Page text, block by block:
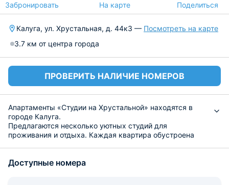
Забронировать На карте Поделиться
Калуга, ул. Хрустальная, д. 44к3 — Посмотреть на карте
3.7 км от центра города
ПРОВЕРИТЬ НАЛИЧИЕ НОМЕРОВ
Апартаменты «Студии на Хрустальной» находятся в
городе Калуга.
Предлагаются несколько уютных студий для
проживания и отдыха. Каждая квартира обустроена
установлена стиральная машина, ванна или душ, в
Доступные номера